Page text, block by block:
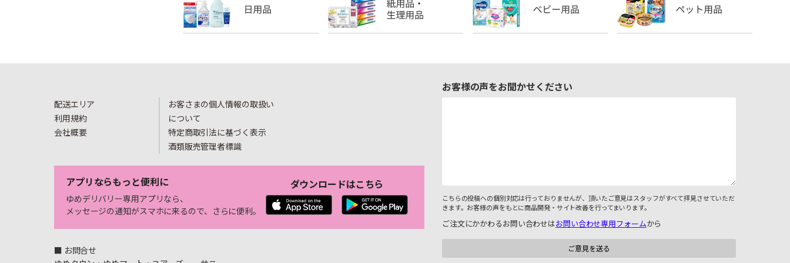
配送エリア
利用規約
会社概要
お客さまの個人情報の取扱い
について
特定商取引法に基づく表示
酒類販売管理者標識
アプリならもっと便利に
ゆめデリバリー専用アプリなら、
メッセージの通知がスマホに来るので、さらに便利。
ダウンロードはこちら
■ お問合せ
お客様の声をお聞かせください
こちらの投稿への個別対応は行っておりませんが、頂いたご意見はスタッフがすべて拝見させていただ
きます。お客様の声をもとに商品開発・サイト改善を行ってまいります。
ご注文にかかわるお問い合わせはお問い合わせ専用フォームから